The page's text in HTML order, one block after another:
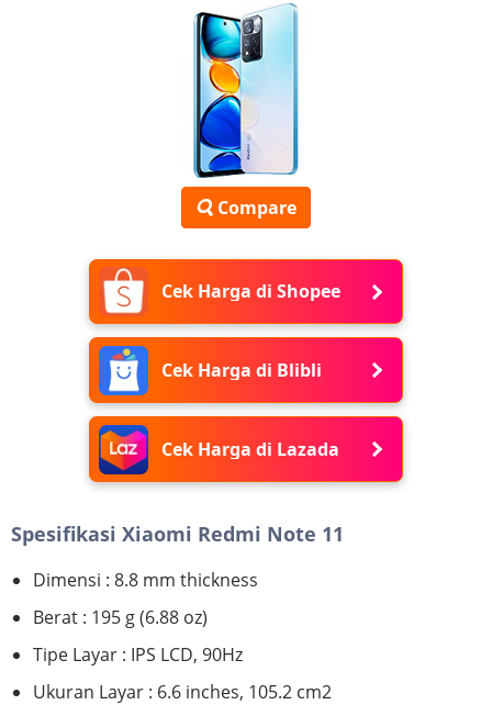
Compare
Cek Harga di Shopee
Cek Harga di Blibli
Cek Harga di Lazada
Spesifikasi Xiaomi Redmi Note 11
Dimensi : 8.8 mm thickness
Berat : 195 g (6.88 oz)
Tipe Layar : IPS LCD, 90Hz
Ukuran Layar : 6.6 inches, 105.2 cm2